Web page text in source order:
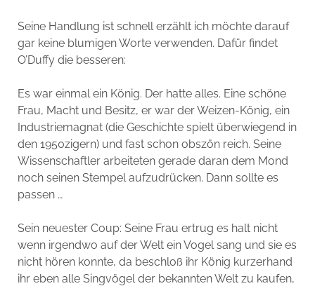
Seine Handlung ist schnell erzählt ich möchte darauf
gar keine blumigen Worte verwenden. Dafür findet
O’Duffy die besseren:
Es war einmal ein König. Der hatte alles. Eine schöne
Frau, Macht und Besitz, er war der Weizen-König, ein
Industriemagnat (die Geschichte spielt überwiegend in
den 1950zigern) und fast schon obszön reich. Seine
Wissenschaftler arbeiteten gerade daran dem Mond
noch seinen Stempel aufzudrücken. Dann sollte es
passen …
Sein neuester Coup: Seine Frau ertrug es halt nicht
wenn irgendwo auf der Welt ein Vogel sang und sie es
nicht hören konnte, da beschloß ihr König kurzerhand
ihr eben alle Singvögel der bekannten Welt zu kaufen,